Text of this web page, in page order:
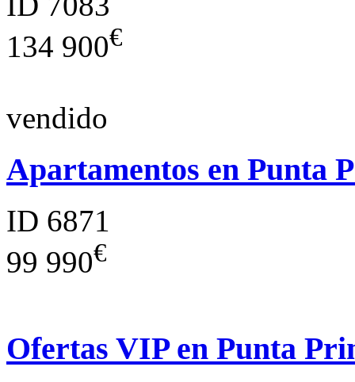
134 900€
vendido
Apartamentos en Punta
ID 6871
99 990€
Ofertas VIP en Punta